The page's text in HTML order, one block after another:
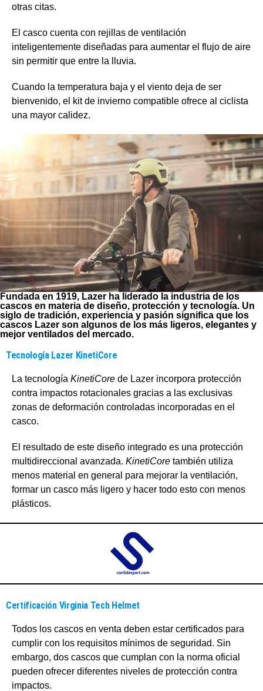
otras citas.
El casco cuenta con rejillas de ventilación
inteligentemente diseñadas para aumentar el flujo de aire
sin permitir que entre la lluvia.
Cuando la temperatura baja y el viento deja de ser
bienvenido, el kit de invierno compatible ofrece al ciclista
una mayor calidez.
Fundada en 1919, Lazer ha liderado la industria de los
cascos en materia de diseño, protección y tecnología. Un
siglo de tradición, experiencia y pasión significa que los
cascos Lazer son algunos de los más ligeros, elegantes y
mejor ventilados del mercado.
Tecnología Lazer KinetiCore
La tecnología KinetiCore de Lazer incorpora protección
contra impactos rotacionales gracias a las exclusivas
zonas de deformación controladas incorporadas en el
casco.
El resultado de este diseño integrado es una protección
multidireccional avanzada. KinetiCore también utiliza
menos material en general para mejorar la ventilación,
formar un casco más ligero y hacer todo esto con menos
plásticos.
Certificación Virginia Tech Helmet
Todos los cascos en venta deben estar certificados para
cumplir con los requisitos mínimos de seguridad. Sin
embargo, dos cascos que cumplan con la norma oficial
pueden ofrecer diferentes niveles de protección contra
impactos.